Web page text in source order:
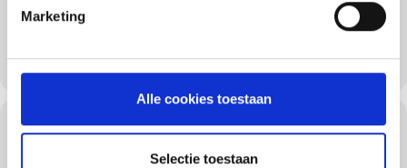
Marketing
Alle cookies toestaan
Selectie toestaan
hebben zowel gevogelte, rundvlees, varkensvlees, seafood als
lam en/of wild op het programma staan.
TIJD
21:00 (GMT+01:00)